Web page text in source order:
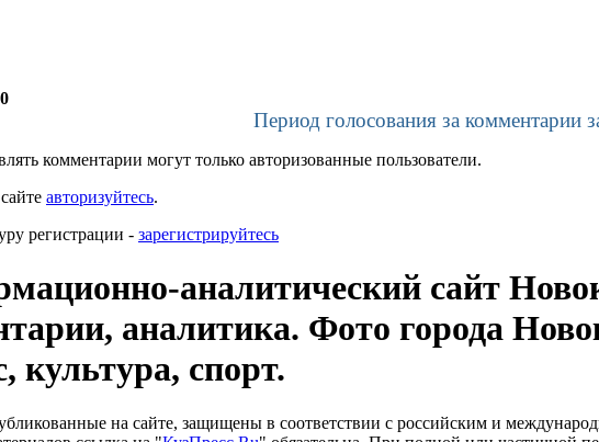
0
Период голосования за комментарии
комментарии могут только авторизованные пользователи.
авторизуйтесь.
регистрации - зарегистрируйтесь
аналитический сайт
аналитика. Фото города
культура, спорт.
на сайте, защищены в соответствии с российским и